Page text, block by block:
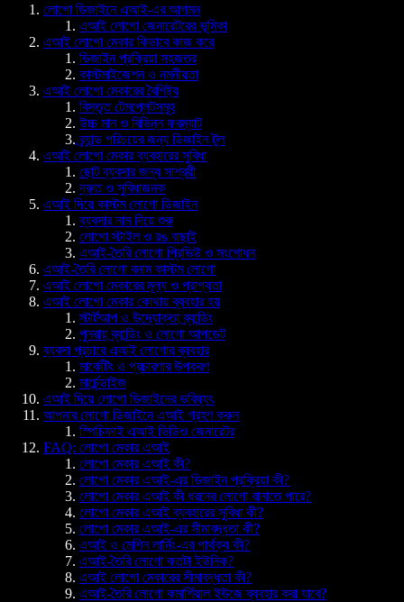
লোগো ডিজাইনে এআই-এর আগমন
এআই লোগো জেনারেটরের ভূমিকা
এআই লোগো মেকার কিভাবে কাজ করে
ডিজাইন প্রক্রিয়া সহজতর
কাস্টমাইজেশন ও নমনীয়তা
এআই লোগো মেকারের বৈশিষ্ট্য
বিস্তৃত টেমপ্লেটসমূহ
উচ্চ মান ও বিভিন্ন ফরম্যাট
ব্র্যান্ড পরিচয়ের জন্য ডিজাইন টুল
এআই লোগো মেকার ব্যবহারের সুবিধা
ছোট ব্যবসার জন্য সাশ্রয়ী
দ্রুত ও সুবিধাজনক
এআই দিয়ে কাস্টম লোগো ডিজাইন
ব্যবসার নাম দিয়ে শুরু
লোগো স্টাইল ও রঙ বাছাই
এআই-তৈরি লোগো প্রিভিউ ও সংশোধন
এআই-তৈরি লোগো বনাম কাস্টম লোগো
এআই লোগো মেকারের মূল্য ও প্রাপ্যতা
এআই লোগো মেকার কোথায় ব্যবহার হয়
স্টার্টআপ ও উদ্যোক্তা ব্র্যান্ডিং
পুনরায় ব্র্যান্ডিং ও লোগো আপডেট
ব্যবসা প্রচারে এআই লোগোর ব্যবহার
মার্কেটিং ও প্রচারণার উপকরণ
মার্চেন্ডাইজ
এআই দিয়ে লোগো ডিজাইনের ভবিষ্যৎ
আপনার লোগো ডিজাইনে এআই গ্রহণ করুন
স্পিচিফাই এআই ভিডিও জেনারেটর
FAQ: লোগো মেকার এআই
লোগো মেকার এআই কী?
লোগো মেকার এআই-এর ডিজাইন প্রক্রিয়া কী?
লোগো মেকার এআই কী ধরনের লোগো বানাতে পারে?
লোগো মেকার এআই ব্যবহারের সুবিধা কী?
লোগো মেকার এআই-এর সীমাবদ্ধতা কী?
এআই ও মেশিন লার্নিং-এর পার্থক্য কী?
এআই-তৈরি লোগো কতটা ইউনিক?
এআই লোগো মেকারের সীমাবদ্ধতা কী?
এআই-তৈরি লোগো কমার্শিয়াল ইউজে ব্যবহার করা যাবে?